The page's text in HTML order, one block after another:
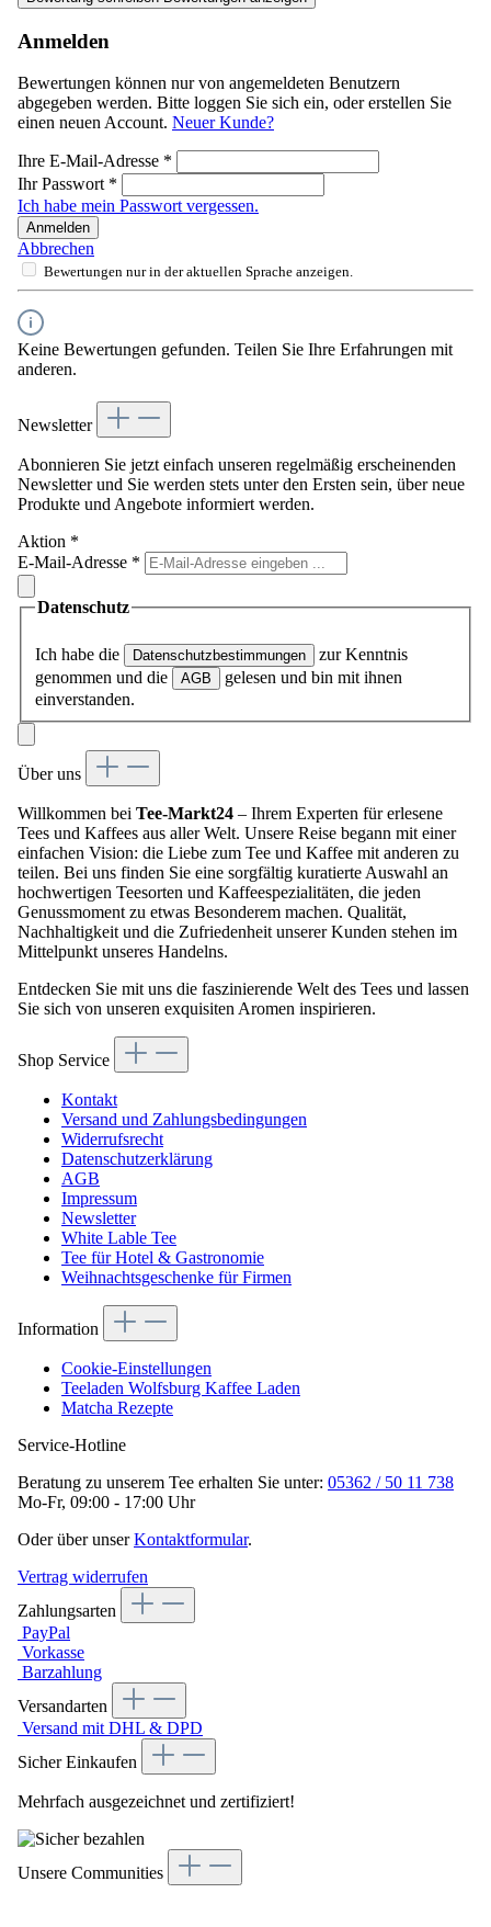
Anmelden
Bewertungen können nur von angemeldeten Benutzern
abgegeben werden. Bitte loggen Sie sich ein, oder erstellen Sie
einen neuen Account. Neuer Kunde?
Ihre E-Mail-Adresse *
Ihr Passwort *
Ich habe mein Passwort vergessen.
Anmelden
Abbrechen
Bewertungen nur in der aktuellen Sprache anzeigen.
Keine Bewertungen gefunden. Teilen Sie Ihre Erfahrungen mit
anderen.
Newsletter
Abonnieren Sie jetzt einfach unseren regelmäßig erscheinenden
Newsletter und Sie werden stets unter den Ersten sein, über neue
Produkte und Angebote informiert werden.
Aktion *
E-Mail-Adresse *
Datenschutz
Ich habe die Datenschutzbestimmungen
zur Kenntnis
genommen und die
AGB
gelesen und bin mit ihnen
einverstanden.
Über uns
Willkommen bei Tee-Markt24 – Ihrem Experten für erlesene
Tees und Kaffees aus aller Welt. Unsere Reise begann mit einer
einfachen Vision: die Liebe zum Tee und Kaffee mit anderen zu
teilen. Bei uns finden Sie eine sorgfältig kuratierte Auswahl an
hochwertigen Teesorten und Kaffeespezialitäten, die jeden
Genussmoment zu etwas Besonderem machen. Qualität,
Nachhaltigkeit und die Zufriedenheit unserer Kunden stehen im
Mittelpunkt unseres Handelns.
Entdecken Sie mit uns die faszinierende Welt des Tees und lassen
Sie sich von unseren exquisiten Aromen inspirieren.
Shop Service
Kontakt
Versand und Zahlungsbedingungen
Widerrufsrecht
Datenschutzerklärung
AGB
Impressum
Newsletter
White Lable Tee
Tee für Hotel & Gastronomie
Weihnachtsgeschenke für Firmen
Information
Cookie-Einstellungen
Teeladen Wolfsburg Kaffee Laden
Matcha Rezepte
Service-Hotline
Beratung zu unserem Tee erhalten Sie unter: 05362 / 50 11 738
Mo-Fr, 09:00 - 17:00 Uhr
Oder über unserKontaktformular.
Vertrag widerrufen
Zahlungsarten
PayPal
Vorkasse
Barzahlung
Versandarten
Versand mit DHL & DPD
Sicher Einkaufen
Mehrfach ausgezeichnet und zertifiziert!
Unsere Communities